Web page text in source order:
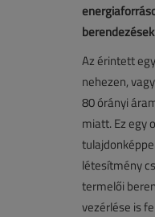
Az érintett
nehezen,
80 órányi
miatt. Ez egy
létesítmény
termelői
vezérlése is